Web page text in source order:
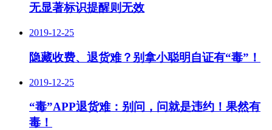
无显著标识提醒则无效
2019-12-25
隐藏收费、退货难？别拿小聪明自证有“毒”！
2019-12-25
“毒”APP退货难：别问，问就是违约！果然有
毒！